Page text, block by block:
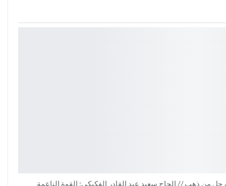
رجل من ذهب // الحاج سعيد عبد القادر الفكيكي: القوة الناعمة